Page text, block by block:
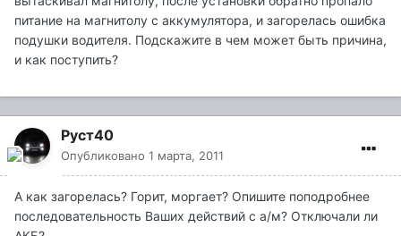
питание на магнитолу с аккумулятора, и загорелась ошибка
подушки водителя. Подскажите в чем может быть причина,
и как поступить?
Руст40
Опубликовано 1 марта, 2011
А как загорелась? Горит, моргает? Опишите поподробнее
последовательность Ваших действий с а/м? Отключали ли